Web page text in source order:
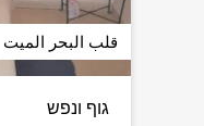
قلب البحر الميت
גוף ונפש